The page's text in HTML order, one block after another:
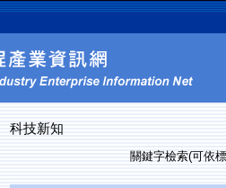
科技新知
關鍵字檢索(可依